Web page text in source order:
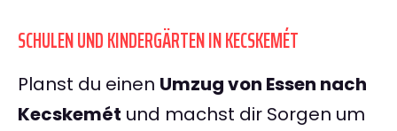
SCHULEN UND KINDERGÄRTEN IN KECSKEMÉT
Planst du einen Umzug von Essen nach
Kecskemét und machst dir Sorgen um